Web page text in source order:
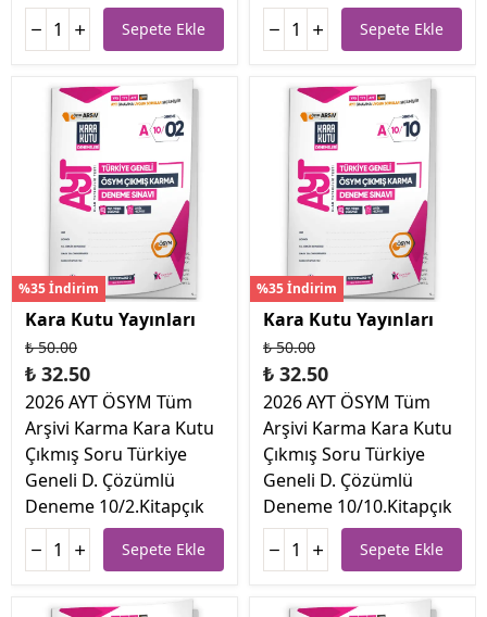
Sepete Ekle Sepete Ekle
%35 İndirim
Kara Kutu Yayınları
₺ 50.00
₺ 32.50
2026 AYT ÖSYM Tüm
Arşivi Karma Kara Kutu
Çıkmış Soru Türkiye
Geneli D. Çözümlü
Deneme 10/2.Kitapçık
Sepete Ekle
%35 İndirim
Kara Kutu Yayınları
₺ 50.00
₺ 32.50
2026 AYT ÖSYM Tüm
Arşivi Karma Kara Kutu
Çıkmış Soru Türkiye
Geneli D. Çözümlü
Deneme 10/10.Kitapçık
Sepete Ekle